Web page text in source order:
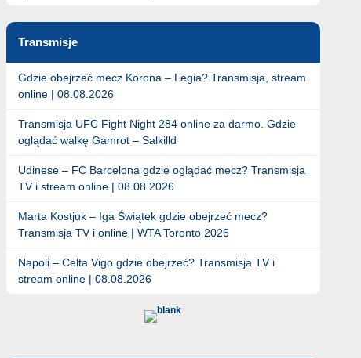
Transmisje
Gdzie obejrzeć mecz Korona – Legia? Transmisja, stream
online | 08.08.2026
Transmisja UFC Fight Night 284 online za darmo. Gdzie
oglądać walkę Gamrot – Salkilld
Udinese – FC Barcelona gdzie oglądać mecz? Transmisja
TV i stream online | 08.08.2026
Marta Kostjuk – Iga Świątek gdzie obejrzeć mecz?
Transmisja TV i online | WTA Toronto 2026
Napoli – Celta Vigo gdzie obejrzeć? Transmisja TV i
stream online | 08.08.2026